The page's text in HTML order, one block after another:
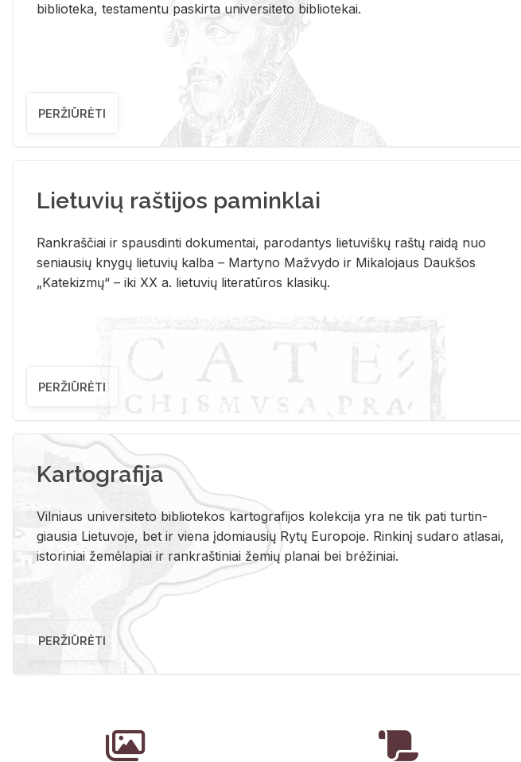
bi­b­lio­te­ka, te­sta­men­tu pa­skir­ta uni­ver­si­te­to bi­b­lio­te­kai.
PERŽIŪRĖTI
Lietuvių raštijos paminklai
Rank­raš­čiai ir spaus­din­ti do­ku­men­tai, pa­ro­dan­tys lie­tu­viš­kų raš­tų rai­dą nuo
se­niau­sių kny­gų lie­tu­vių kal­ba – Mar­ty­no Ma­žvy­do ir Mi­ka­lo­jaus Dauk­šos
„Ka­te­kiz­mų“ – iki XX a. lie­tu­vių li­te­ra­tū­ros kla­si­kų.
PERŽIŪRĖTI
Kartografija
Vil­niaus uni­ver­si­te­to bi­b­lio­te­kos kar­to­gra­fi­jos ko­lek­ci­ja yra ne tik pati tur­tin­
giau­sia Lie­tu­vo­je, bet ir vie­na įdo­miau­sių Rytų Eu­ro­po­je. Rin­ki­nį su­da­ro at­la­sai,
is­to­ri­niai že­mė­la­piai ir rank­raš­ti­niai že­mių pla­nai bei brė­ži­niai.
PERŽIŪRĖTI